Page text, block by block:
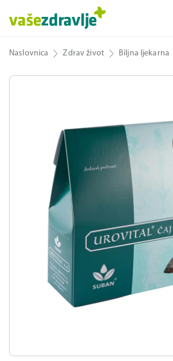
Naslovnica Zdrav život Biljna ljekarna